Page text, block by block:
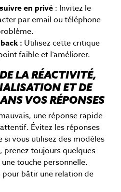
en privé : Invitez le
par email ou téléphone
: Utilisez cette critique
faible et l’améliorer.
LA RÉACTIVITÉ,
ET DE
VOS RÉPONSES
une réponse rapide
Évitez les réponses
si vous utilisez des modèles
prenez toujours quelques
touche personnelle.
pour bâtir une relation de